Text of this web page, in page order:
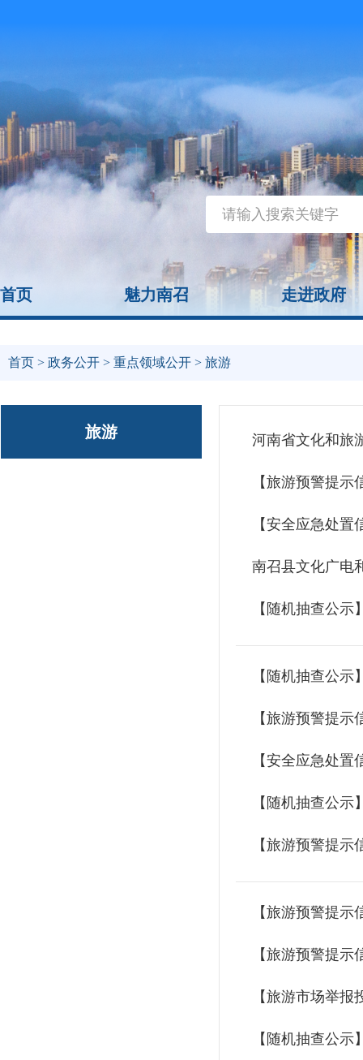
首页 魅力南召 走进政府
首页 > 政务公开 > 重点领域公开 > 旅游
旅游 河南省文化和旅
【旅游预警提
【安全应急处
南召县文化广电
【随机抽查公
【随机抽查公
【旅游预警提
【安全应急处
【随机抽查公
【旅游预警提
【旅游预警提
【旅游预警提
【旅游市场举
【随机抽查公